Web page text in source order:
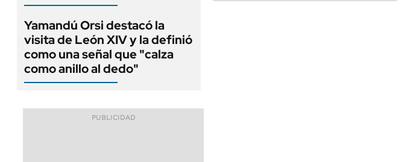
Yamandú Orsi destacó la
visita de León XIV y la definió
como una señal que "calza
como anillo al dedo"